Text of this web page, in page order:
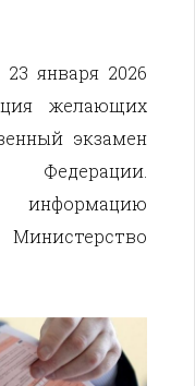
января 2026
желающих
экзамен